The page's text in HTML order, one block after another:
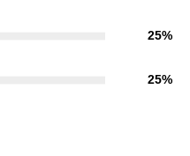
25%
25%